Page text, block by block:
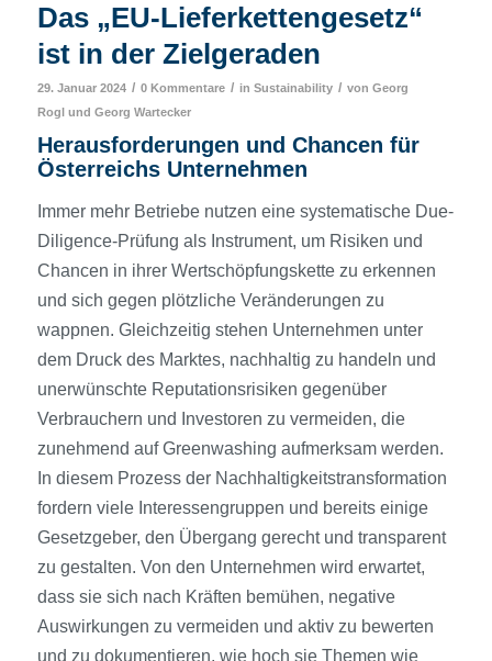
Das „EU-Lieferketten­gesetz“
ist in der Zielgeraden
29. Januar 2024 / 0 Kommentare / in Sustainability / von Georg
Roglund Georg Wartecker
Herausforderungen und Chancen für
Österreichs Unternehmen
Immer mehr Betriebe nutzen eine systematische Due-
Diligence-Prüfung als Instrument, um Risiken und
Chancen in ihrer Wertschöpfungskette zu erkennen
und sich gegen plötzliche Veränderungen zu
wappnen. Gleichzeitig stehen Unternehmen unter
dem Druck des Marktes, nachhaltig zu handeln und
unerwünschte Reputationsrisiken gegenüber
Verbrauchern und Investoren zu vermeiden, die
zunehmend auf Greenwashing aufmerksam werden.
In diesem Prozess der Nachhaltigkeitstransformation
fordern viele Interessengruppen und bereits einige
Gesetzgeber, den Übergang gerecht und transparent
zu gestalten. Von den Unternehmen wird erwartet,
dass sie sich nach Kräften bemühen, negative
Auswirkungen zu vermeiden und aktiv zu bewerten
und zu dokumentieren, wie hoch sie Themen wie